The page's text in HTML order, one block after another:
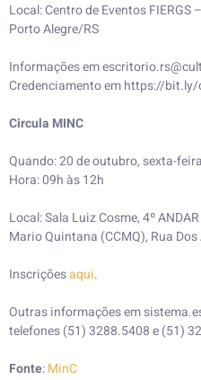
Local: Centro de Eventos
Porto Alegre/RS
Informações em
Credenciamento em https://
Circula MINC
Quando: 20 de outubro, sexta-feira
Hora: 09h às 12h
Local: Sala Luiz Cosme, 4º
Mario Quintana (CCMQ), Rua
Inscriçõesaqui.
Outras informações em
telefones (51) 3288.5408 e (51)
Fonte:MinC